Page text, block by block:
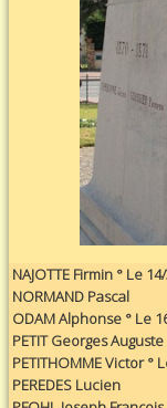
NAJOTTE Firmin ° Le
NORMAND Pascal
ODAM Alphonse ° Le
PETIT Georges
PETITHOMME Victor °
PEREDES Lucien